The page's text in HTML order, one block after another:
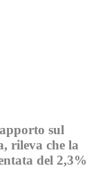
sul
rileva che la
del 2,3%